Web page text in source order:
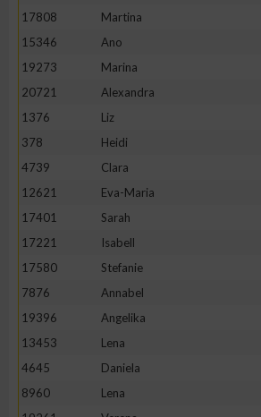
17808
Martina
15346
Ano
19273
Marina
20721
Alexandra
1376
Liz
378
Heidi
4739
Clara
12621
Eva-Maria
17401
Sarah
17221
Isabell
17580
Stefanie
7876
Annabel
19396
Angelika
13453
Lena
4645
Daniela
8960
Lena